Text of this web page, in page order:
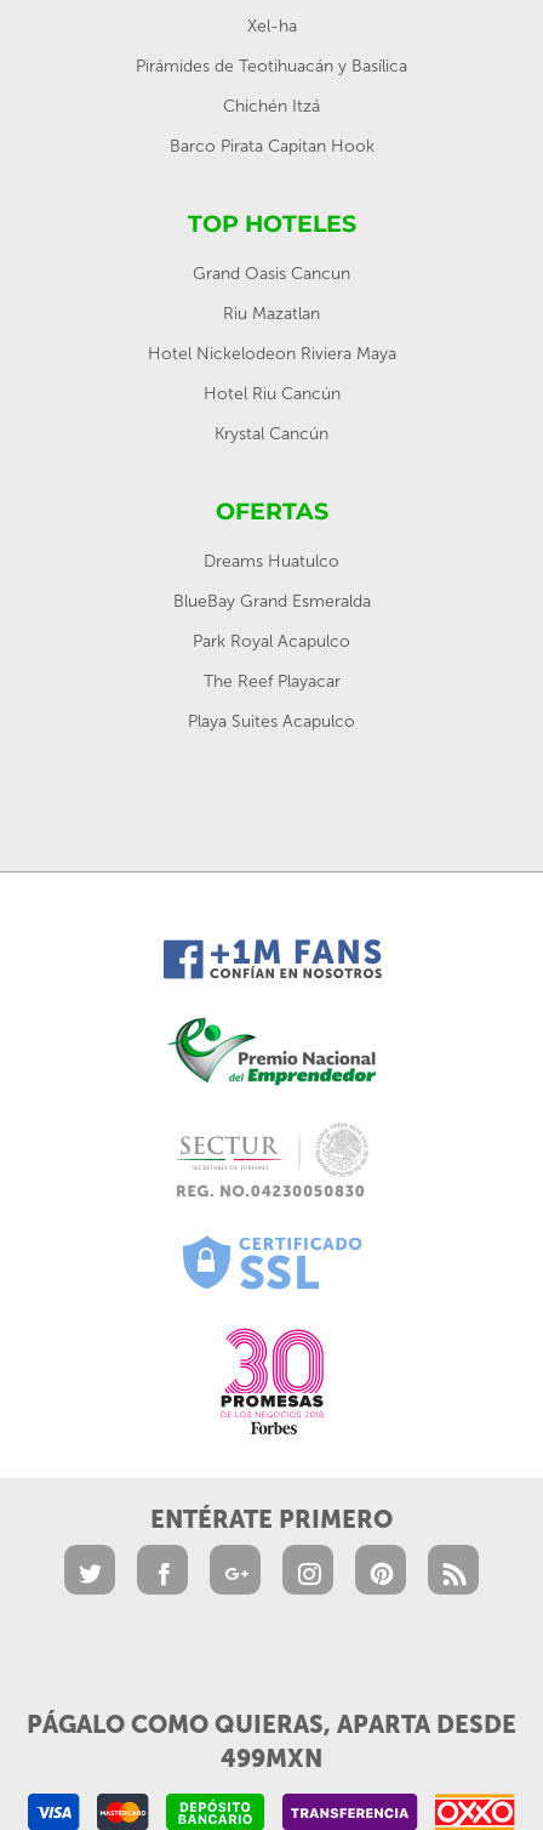
Xel-ha
Pirámides de Teotihuacán y Basílica
Chichén Itzá
Barco Pirata Capitan Hook
TOP HOTELES
Grand Oasis Cancun
Riu Mazatlan
Hotel Nickelodeon Riviera Maya
Hotel Riu Cancún
Krystal Cancún
OFERTAS
Dreams Huatulco
BlueBay Grand Esmeralda
Park Royal Acapulco
The Reef Playacar
Playa Suites Acapulco
ENTÉRATE PRIMERO
PÁGALO COMO QUIERAS, APARTA DESDE
499MXN